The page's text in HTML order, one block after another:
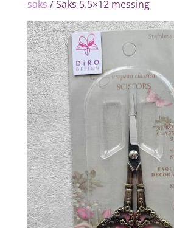
saks / Saks 5.5×12 messing